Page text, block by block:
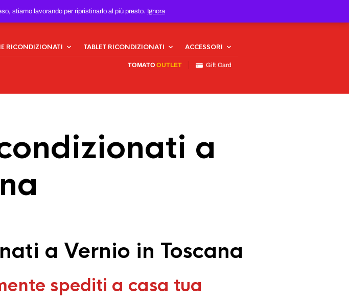
stiamo lavorando per ripristinarlo al più presto. Ignora
RICONDIZIONATI TABLET RICONDIZIONATI ACCESSORI
TOMATO OUTLET Gift Card
a
a Vernio in Toscana
spediti a casa tua